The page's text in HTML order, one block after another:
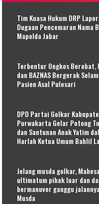
Tim Kuasa Hukum DRP
Dugaan Pencemaran Nama
Mapolda Jabar
Terbentur Ongkos Berobat,
dan BAZNAS Bergerak
Pasien Asal Pulosari
DPD Partai Golkar
Purwakarta Gelar Potong
dan Santunan Anak Yatim
Harlah Ketua Umum Bahlil
Jelang musda golkar,
ultimatum pihak luar dan
bermanuver ganggu
Musda